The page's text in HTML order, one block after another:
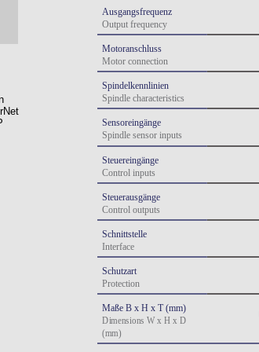
Ausgangsfrequenz
Output frequency
Motoranschluss
Motor connection
Spindelkennlinien
Spindle characteristics
Sensoreingänge
Spindle sensor inputs
Steuereingänge
Control inputs
Steuerausgänge
Control outputs
Schnittstelle
Interface
Schutzart
Protection
Maße B x H x T (mm)
Dimensions W x H x D
(mm)